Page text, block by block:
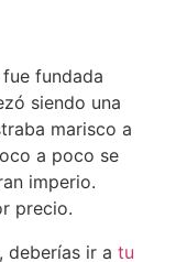
fundada
siendo una
marisco a
a poco se
imperio.
precio.
deberías ir a tu